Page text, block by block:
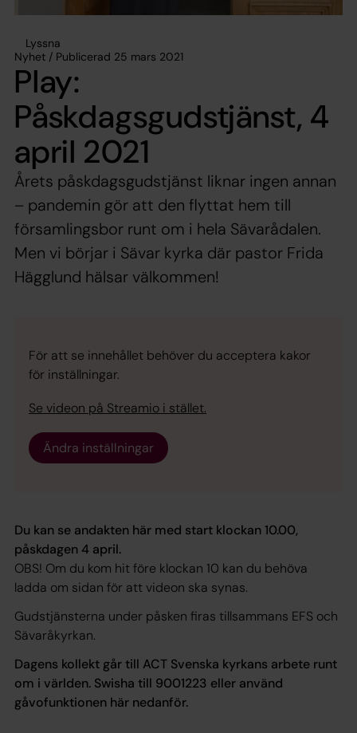
Lyssna
Nyhet / Publicerad 25 mars 2021
Play:
Påskdagsgudstjänst, 4
april 2021
Årets påskdagsgudstjänst liknar ingen annan
– pandemin gör att den flyttat hem till
församlingsbor runt om i hela Sävarådalen.
Men vi börjar i Sävar kyrka där pastor Frida
Hägglund hälsar välkommen!
För att se innehållet behöver du acceptera kakor
för inställningar.
Se videon på Streamio i stället.
Ändra inställningar
Du kan se andakten här med start klockan 10.00,
påskdagen 4 april.
OBS! Om du kom hit före klockan 10 kan du behöva
ladda om sidan för att videon ska synas.
Gudstjänsterna under påsken firas tillsammans EFS och
Sävaråkyrkan.
Dagens kollekt går till ACT Svenska kyrkans arbete runt
om i världen. Swisha till 9001223 eller använd
gåvofunktionen här nedanför.